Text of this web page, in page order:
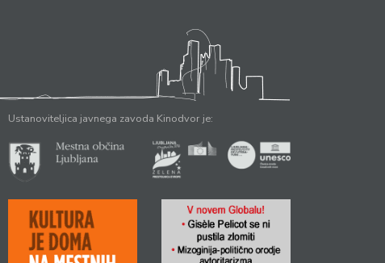
Ustanoviteljica javnega zavoda Kinodvor je: